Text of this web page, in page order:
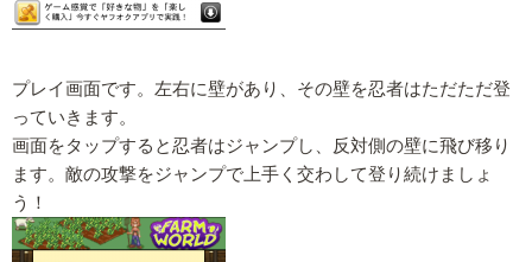
プレイ画面です。左右に壁があり、その壁を忍者はただただ登
っていきます。
画面をタップすると忍者はジャンプし、反対側の壁に飛び移り
ます。敵の攻撃をジャンプで上手く交わして登り続けましょ
う！